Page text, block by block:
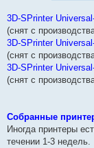
3D-SPrinter
(снят с
3D-SPrinter
(снят с
3D-SPrinter
(снят с
Собранные
Иногда принтеры
течении 1-3 недель.